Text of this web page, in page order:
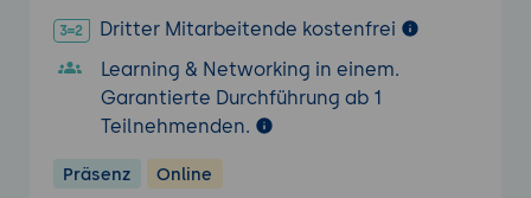
Dritter Mitarbeitende kostenfrei
Learning & Networking in einem.
Garantierte Durchführung ab 1
Teilnehmenden.
Präsenz Online